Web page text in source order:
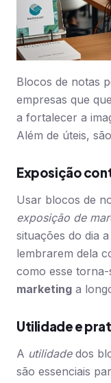
Blocos de notas
empresas que
a fortalecer a
Além de úteis,
Exposição
Usar blocos de
exposição de
situações do dia
lembrarem dela
como esse
marketing a
Utilidade e
A utilidadedos
são essenciais